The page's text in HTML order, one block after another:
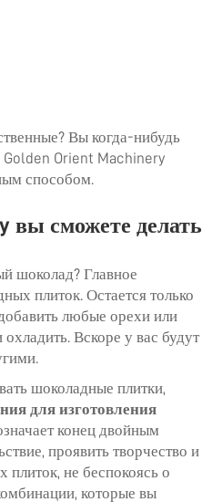
Вы когда-нибудь
Golden Orient Machinery
способом.
вы сможете делать
шоколад? Главное
плиток. Остается только
любые орехи или
Вскоре у вас будут
шоколадные плитки,
для изготовления
конец двойным
проявить творчество и
не беспокоясь о
которые вы